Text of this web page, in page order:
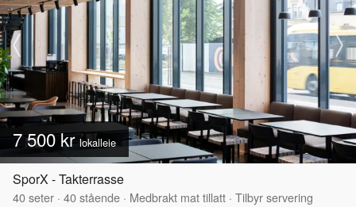
7 500 krlokalleie
SporX - Takterrasse
40seter · 40stående · Medbrakt mat tillatt · Tilbyr servering